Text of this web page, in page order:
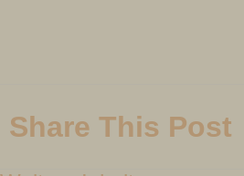
Share This Post